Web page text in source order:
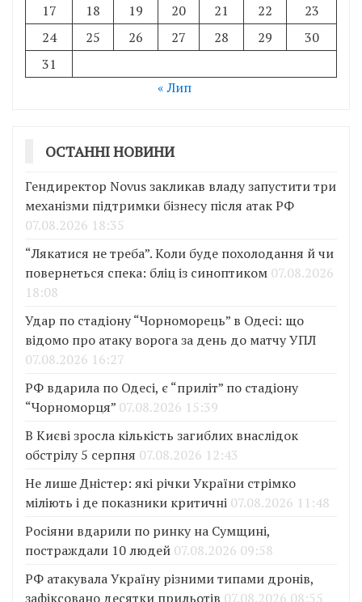
17
18 19 20 21 22
23
24
25 26 27 28 29
30
31
« Лип
ОСТАННІ НОВИНИ
Гендиректор Novus закликав владу запустити три
механізми підтримки бізнесу після атак РФ
07.08.2026 18:35
“Лякатися не треба”. Коли буде похолодання й чи
повернеться спека: бліц із синоптиком 07.08.2026
18:08
Удар по стадіону “Чорноморець” в Одесі: що
відомо про атаку ворога за день до матчу УПЛ
07.08.2026 16:27
РФ вдарила по Одесі, є “приліт” по стадіону
“Чорноморця” 07.08.2026 15:39
В Києві зросла кількість загиблих внаслідок
обстрілу 5 серпня 07.08.2026 12:43
Не лише Дністер: які річки України стрімко
міліють і де показники критичні 07.08.2026 11:48
Росіяни вдарили по ринку на Сумщині,
постраждали 10 людей 07.08.2026 09:58
РФ атакувала Україну різними типами дронів,
зафіксовано десятки прильотів 07.08.2026 08:55